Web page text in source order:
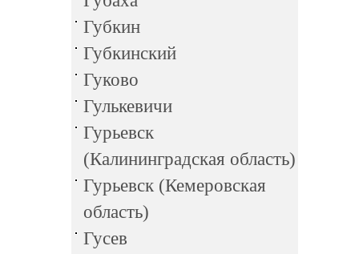
Губкин
Губкинский
Гуково
Гулькевичи
Гурьевск
(Калининградская область)
Гурьевск (Кемеровская
область)
Гусев